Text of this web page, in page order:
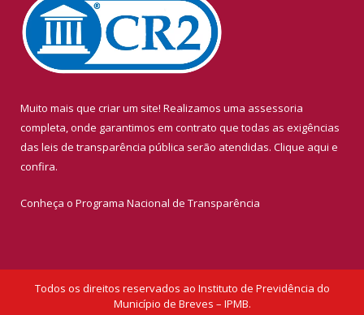
Muito mais que criar um site! Realizamos uma assessoria
completa, onde garantimos em contrato que todas as exigências
das leis de transparência pública serão atendidas. Clique aqui e
confira.
Conheça o Programa Nacional de Transparência
Todos os direitos reservados ao Instituto de Previdência do
Município de Breves – IPMB.